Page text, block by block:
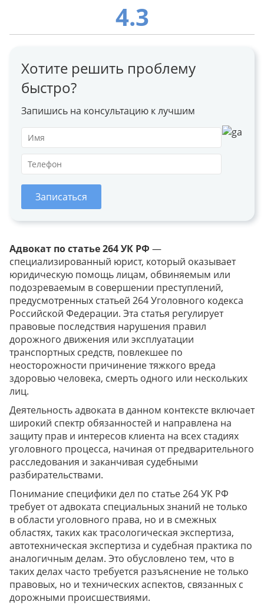
4.3
Хотите решить проблему
быстро?
Запишись на консультацию к лучшим
Записаться
Адвокат по статье 264 УК РФ —
специализированный юрист, который оказывает
юридическую помощь лицам, обвиняемым или
подозреваемым в совершении преступлений,
предусмотренных статьей 264 Уголовного кодекса
Российской Федерации. Эта статья регулирует
правовые последствия нарушения правил
дорожного движения или эксплуатации
транспортных средств, повлекшее по
неосторожности причинение тяжкого вреда
здоровью человека, смерть одного или нескольких
лиц.
Деятельность адвоката в данном контексте включает
широкий спектр обязанностей и направлена на
защиту прав и интересов клиента на всех стадиях
уголовного процесса, начиная от предварительного
расследования и заканчивая судебными
разбирательствами.
Понимание специфики дел по статье 264 УК РФ
требует от адвоката специальных знаний не только
в области уголовного права, но и в смежных
областях, таких как трасологическая экспертиза,
автотехническая экспертиза и судебная практика по
аналогичным делам. Это обусловлено тем, что в
таких делах часто требуется разъяснение не только
правовых, но и технических аспектов, связанных с
дорожными происшествиями.